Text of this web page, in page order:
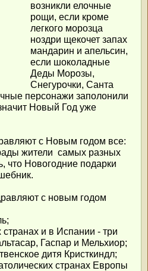
возникли елочные
рощи, если кроме
легкого морозца
ноздри щекочет запах
мандарин и апельсин,
если шоколадные
Деды Морозы,
Снегурочки, Санта
персонажи заполонили
Новый Год уже
с Новым годом все:
жители самых разных
что Новогодние подарки
с новым годом
и в Испании - три
Гаспар и Мельхиор;
дитя Кристкиндл;
странах Европы